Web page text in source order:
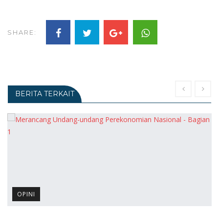
SHARE:
BERITA TERKAIT
OPINI